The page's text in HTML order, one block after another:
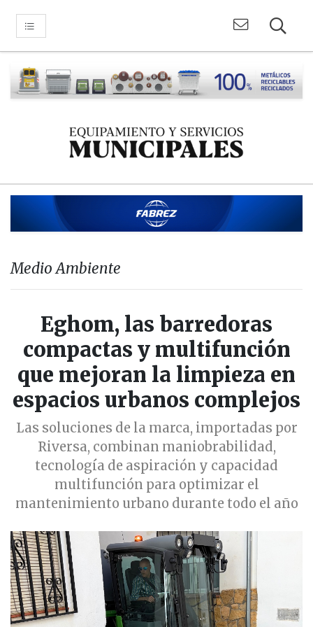
Medio Ambiente
Eghom, las barredoras
compactas y multifunción
que mejoran la limpieza en
espacios urbanos complejos
Las soluciones de la marca, importadas por
Riversa, combinan maniobrabilidad,
tecnología de aspiración y capacidad
multifunción para optimizar el
mantenimiento urbano durante todo el año